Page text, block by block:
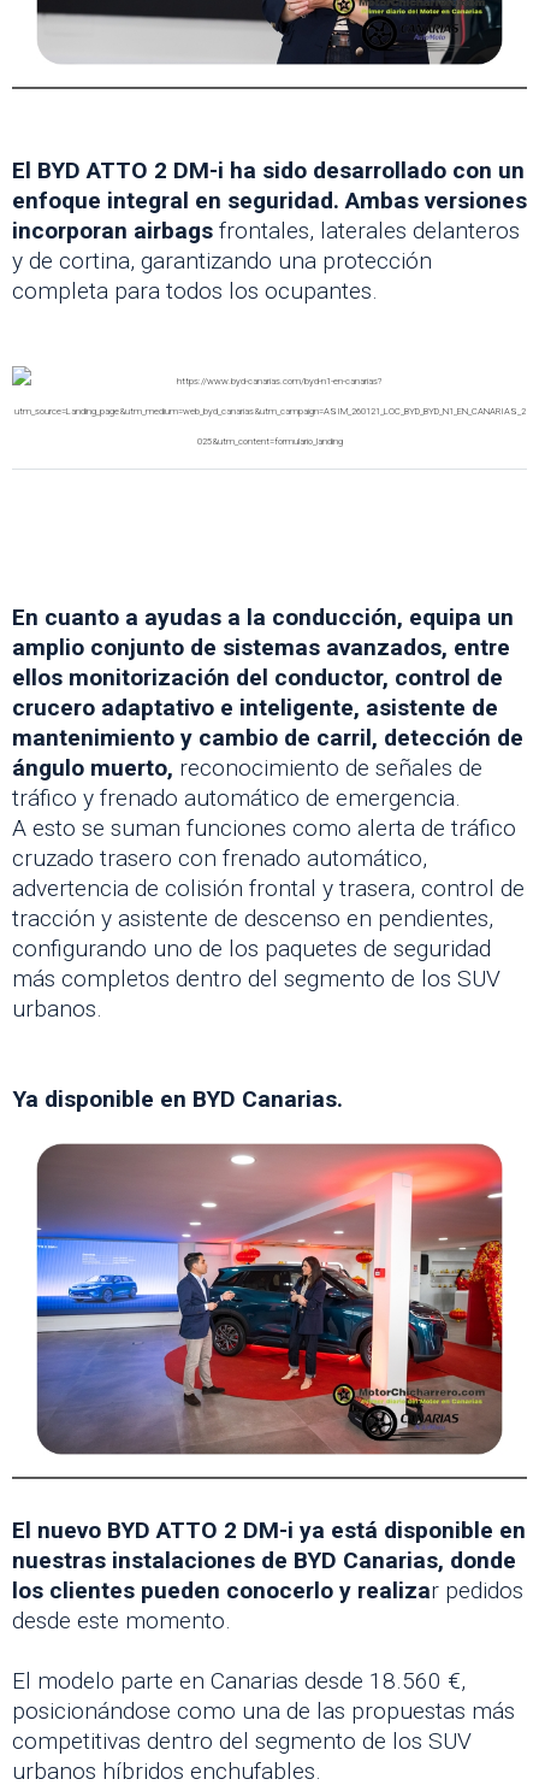
El BYD ATTO 2 DM-i ha sido desarrollado con un
enfoque integral en seguridad. Ambas versiones
incorporan airbags frontales, laterales delanteros
y de cortina, garantizando una protección
completa para todos los ocupantes.
En cuanto a ayudas a la conducción, equipa un
amplio conjunto de sistemas avanzados, entre
ellos monitorización del conductor, control de
crucero adaptativo e inteligente, asistente de
mantenimiento y cambio de carril, detección de
ángulo muerto, reconocimiento de señales de
tráfico y frenado automático de emergencia.
A esto se suman funciones como alerta de tráfico
cruzado trasero con frenado automático,
advertencia de colisión frontal y trasera, control de
tracción y asistente de descenso en pendientes,
configurando uno de los paquetes de seguridad
más completos dentro del segmento de los SUV
urbanos.
Ya disponible en BYD Canarias.
El nuevo BYD ATTO 2 DM-i ya está disponible en
nuestras instalaciones de BYD Canarias, donde
los clientes pueden conocerlo y realizar pedidos
desde este momento.
El modelo parte en Canarias desde 18.560 €,
posicionándose como una de las propuestas más
competitivas dentro del segmento de los SUV
urbanos híbridos enchufables.